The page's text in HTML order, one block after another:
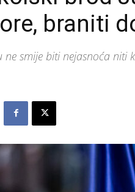
braniti
ne smije biti nejasnoća niti